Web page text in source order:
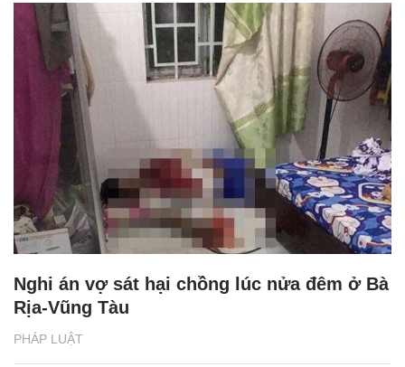
PHÁP LUẬT
Nghi án vợ sát hại chồng lúc nửa đêm ở Bà
Rịa-Vũng Tàu